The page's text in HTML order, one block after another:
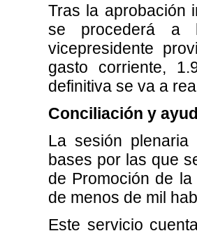
Tras la aprobación
se procederá a
vicepresidente
gasto corriente,
definitiva se va a
Conciliación y
La sesión
bases por las que
de Promoción de
de menos de mil
Este servicio